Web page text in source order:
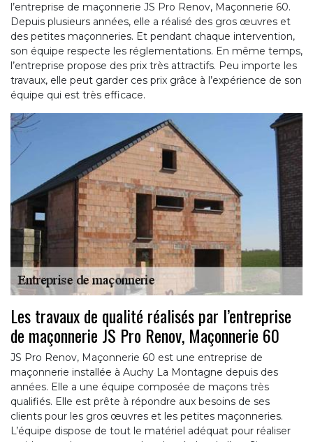
l’entreprise de maçonnerie JS Pro Renov, Maçonnerie 60.
Depuis plusieurs années, elle a réalisé des gros œuvres et
des petites maçonneries. Et pendant chaque intervention,
son équipe respecte les réglementations. En même temps,
l’entreprise propose des prix très attractifs. Peu importe les
travaux, elle peut garder ces prix grâce à l’expérience de son
équipe qui est très efficace.
Les travaux de qualité réalisés par l’entreprise
de maçonnerie JS Pro Renov, Maçonnerie 60
JS Pro Renov, Maçonnerie 60 est une entreprise de
maçonnerie installée à Auchy La Montagne depuis des
années. Elle a une équipe composée de maçons très
qualifiés. Elle est prête à répondre aux besoins de ses
clients pour les gros œuvres et les petites maçonneries.
L’équipe dispose de tout le matériel adéquat pour réaliser